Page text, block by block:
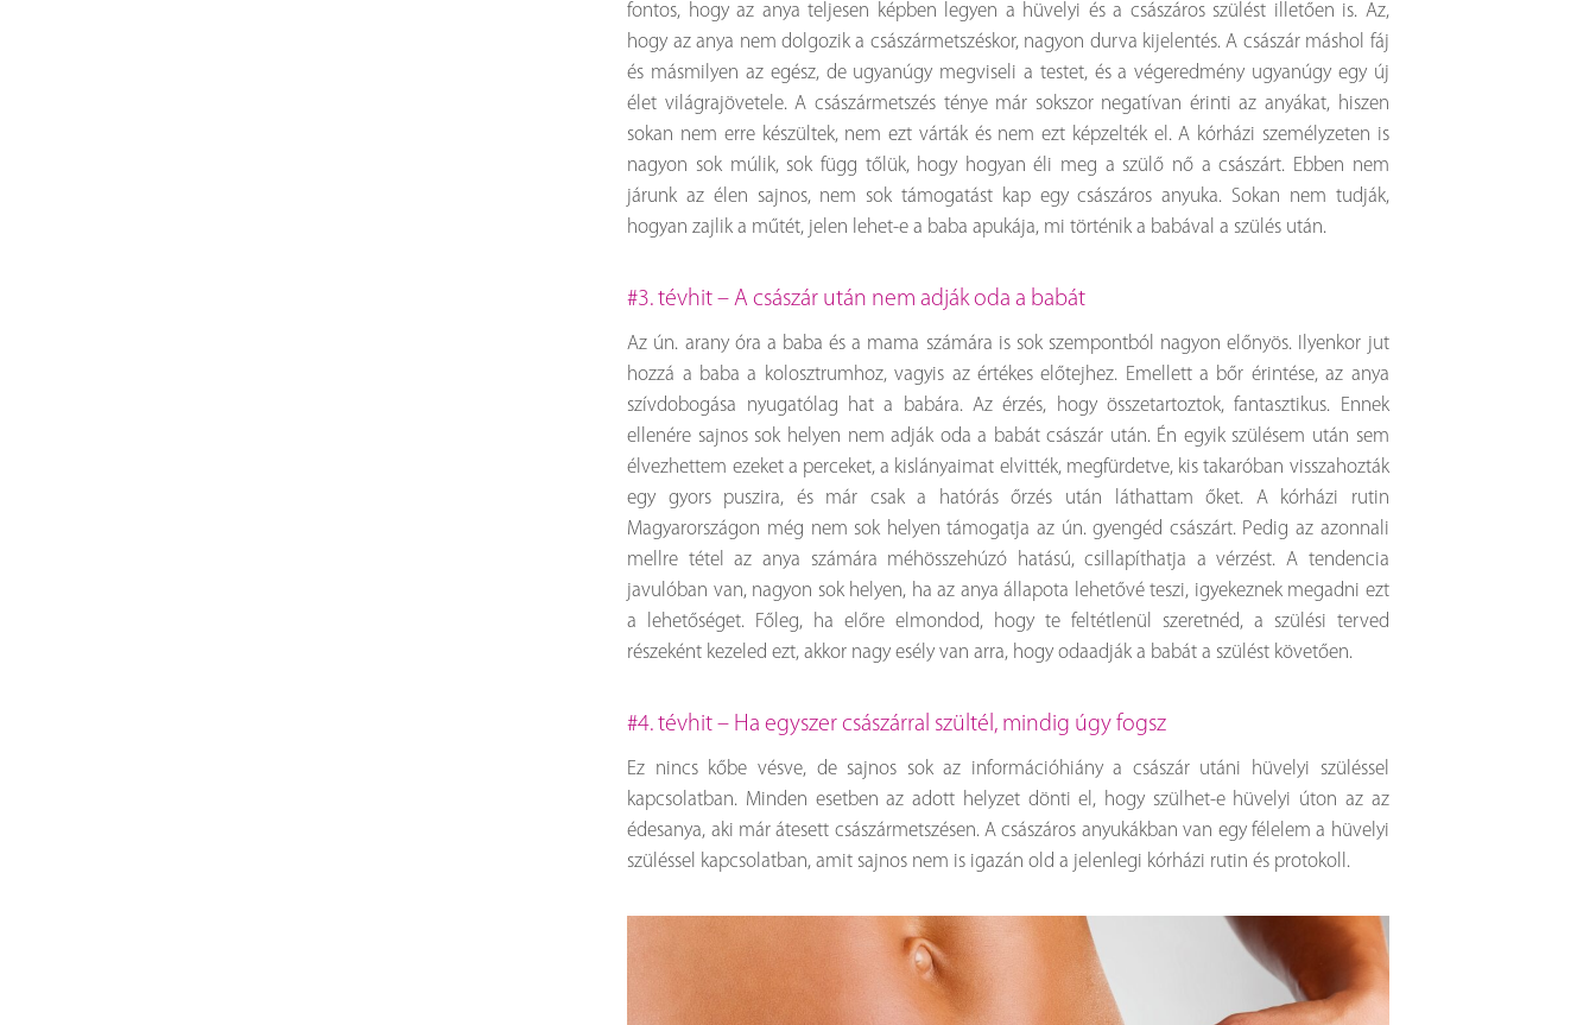
fontos, hogy az anya teljesen képben legyen a hüvelyi és a császáros szülést illetően is. Az,
hogy az anya nem dolgozik a császármetszéskor, nagyon durva kijelentés. A császár máshol fáj
és másmilyen az egész, de ugyanúgy megviseli a testet, és a végeredmény ugyanúgy egy új
élet világrajövetele. A császármetszés ténye már sokszor negatívan érinti az anyákat, hiszen
sokan nem erre készültek, nem ezt várták és nem ezt képzelték el. A kórházi személyzeten is
nagyon sok múlik, sok függ tőlük, hogy hogyan éli meg a szülő nő a császárt. Ebben nem
járunk az élen sajnos, nem sok támogatást kap egy császáros anyuka. Sokan nem tudják,
hogyan zajlik a műtét, jelen lehet-e a baba apukája, mi történik a babával a szülés után.
#3. tévhit – A császár után nem adják oda a babát
Az ún. arany óra a baba és a mama számára is sok szempontból nagyon előnyös. Ilyenkor jut
hozzá a baba a kolosztrumhoz, vagyis az értékes előtejhez. Emellett a bőr érintése, az anya
szívdobogása nyugatólag hat a babára. Az érzés, hogy összetartoztok, fantasztikus. Ennek
ellenére sajnos sok helyen nem adják oda a babát császár után. Én egyik szülésem után sem
élvezhettem ezeket a perceket, a kislányaimat elvitték, megfürdetve, kis takaróban visszahozták
egy gyors puszira, és már csak a hatórás őrzés után láthattam őket. A kórházi rutin
Magyarországon még nem sok helyen támogatja az ún. gyengéd császárt. Pedig az azonnali
mellre tétel az anya számára méhösszehúzó hatású, csillapíthatja a vérzést. A tendencia
javulóban van, nagyon sok helyen, ha az anya állapota lehetővé teszi, igyekeznek megadni ezt
a lehetőséget. Főleg, ha előre elmondod, hogy te feltétlenül szeretnéd, a szülési terved
részeként kezeled ezt, akkor nagy esély van arra, hogy odaadják a babát a szülést követően.
#4. tévhit – Ha egyszer császárral szültél, mindig úgy fogsz
Ez nincs kőbe vésve, de sajnos sok az információhiány a császár utáni hüvelyi szüléssel
kapcsolatban. Minden esetben az adott helyzet dönti el, hogy szülhet-e hüvelyi úton az az
édesanya, aki már átesett császármetszésen. A császáros anyukákban van egy félelem a hüvelyi
szüléssel kapcsolatban, amit sajnos nem is igazán old a jelenlegi kórházi rutin és protokoll.